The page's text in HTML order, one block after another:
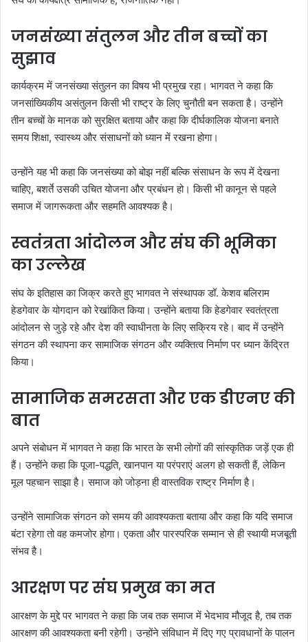
जनसंख्या संतुलन और तीन बच्चों का
सुझाव
कार्यक्रम में जनसंख्या संतुलन का विषय भी प्रमुख रहा। भागवत ने कहा कि
जनसांख्यिकीय असंतुलन किसी भी राष्ट्र के लिए चुनौती बन सकता है। उन्होंने
तीन बच्चों के मानक को सुरक्षित बताया और कहा कि दीर्घकालिक योजना बनाते
समय शिक्षा, स्वास्थ्य और संसाधनों को ध्यान में रखना होगा।
उन्होंने यह भी कहा कि जनसंख्या को बोझ नहीं बल्कि संसाधन के रूप में देखना
चाहिए, बशर्ते उसकी उचित योजना और प्रबंधन हो। किसी भी कानून से पहले
समाज में जागरूकता और सहमति आवश्यक है।
स्वतंत्रता आंदोलन और संघ की भूमिका
का उल्लेख
संघ के इतिहास का जिक्र करते हुए भागवत ने संस्थापक डॉ. केशव बलिराम
हेडगेवार के योगदान को रेखांकित किया। उन्होंने बताया कि हेडगेवार स्वतंत्रता
आंदोलन से जुड़े रहे और देश की स्वाधीनता के लिए सक्रिय रहे। बाद में उन्होंने
संगठन की स्थापना कर सामाजिक संगठन और व्यक्तित्व निर्माण पर ध्यान केंद्रित
किया।
सामाजिक समरसता और एक डीएनए की
बात
अपने संबोधन में भागवत ने कहा कि भारत के सभी लोगों की सांस्कृतिक जड़ें एक ही
हैं। उन्होंने कहा कि पूजा-पद्धति, खानपान या परंपराएं अलग हो सकती हैं, लेकिन
मूल पहचान साझा है। समाज को जोड़ना ही वास्तविक राष्ट्र निर्माण है।
उन्होंने सामाजिक संगठन को समय की आवश्यकता बताया और कहा कि यदि समाज
बंटा रहेगा तो वह कमजोर होगा। एकता और पारस्परिक सम्मान से ही स्थायी मजबूती
संभव है।
आरक्षण पर संघ प्रमुख का मत
आरक्षण के मुद्दे पर भागवत ने कहा कि जब तक समाज में भेदभाव मौजूद है, तब तक
आरक्षण की आवश्यकता बनी रहेगी। उन्होंने संविधान में दिए गए प्रावधानों के पालन